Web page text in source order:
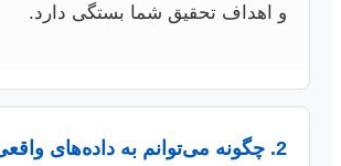
و اهداف تحقیق شما بستگی دارد.
2. چگونه می‌توانم به داده‌های